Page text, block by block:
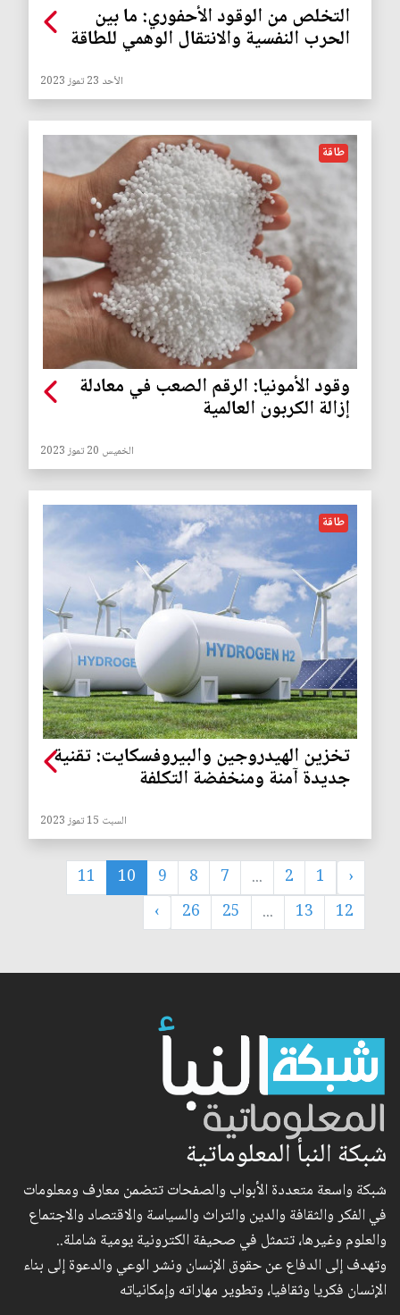
التخلص من الوقود الأحفوري: ما بين
الحرب النفسية والانتقال الوهمي للطاقة
الأحد 23 تموز 2023
طاقة
وقود الأمونيا: الرقم الصعب في معادلة
إزالة الكربون العالمية
الخميس 20 تموز 2023
طاقة
تخزين الهيدروجين والبيروفسكايت: تقنية
جديدة آمنة ومنخفضة التكلفة
السبت 15 تموز 2023
‹
1
2
...
7
8
9
10
11
12
13
...
25
26
›
شبكة النبأ المعلوماتية
شبكة واسعة متعددة الأبواب والصفحات تتضمن معارف ومعلومات
في الفكر والثقافة والدين والتراث والسياسة والاقتصاد والاجتماع
والعلوم وغيرها، تتمثل في صحيفة الكترونية يومية شاملة..
وتهدف إلى الدفاع عن حقوق الإنسان ونشر الوعي والدعوة إلى بناء
الإنسان فكريا وثقافيا، وتطوير مهاراته وإمكانياته